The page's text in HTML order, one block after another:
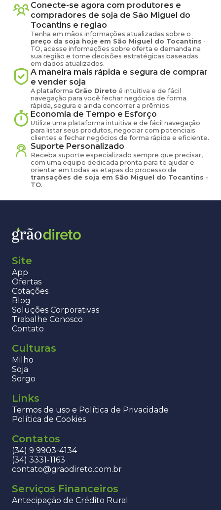
Conecte-se agora com produtores e
compradores de soja de São Miguel do
Tocantins e região
Tenha em mãos informações atualizadas sobre o
preço da soja hoje em São Miguel do Tocantins -
TO, acesse informações sobre oferta e demanda na
sua região e tome decisões estratégicas baseadas
em dados atualizados.
A maneira mais rápida e segura de comprar
e vender soja
A plataforma Grão Direto é intuitiva e de fácil
navegação para você fechar negócios de forma
rápida, segura e ainda concorrer a prêmios.
Economia de Tempo e Esforço
Utilize uma plataforma intuitiva e de fácil navegação
para listar seus produtos, negociar com potenciais
clientes e fechar negócios de forma rápida e eficiente.
Suporte Personalizado
Receba suporte especializado sempre que precisar,
com uma equipe dedicada pronta para te ajudar e
orientar em todas as etapas do processo de
transações de soja em São Miguel do Tocantins -
TO.
Site
App
Ofertas
Cotações
Blog
Soluções Corporativas
Trabalhe Conosco
Contato
Culturas
Milho
Soja
Sorgo
Links
Termos de uso e Política de Privacidade
Política de Cookies
Contatos
(34) 9 9903-4134
(34) 3331-1163
contato@graodireto.com.br
Serviços Financeiros
Antecipação de Crédito Rural